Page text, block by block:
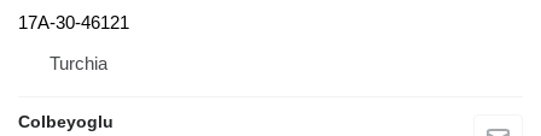
17A-30-46121
Turchia
Colbeyoglu